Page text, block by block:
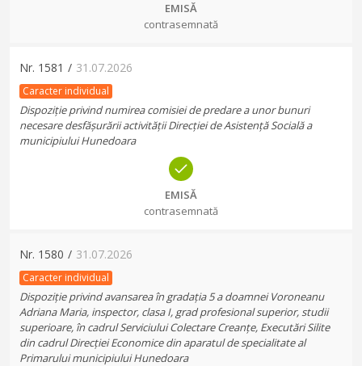
EMISĂ
contrasemnată
Nr. 1581 / 31.07.2026
Caracter individual
Dispoziție privind numirea comisiei de predare a unor bunuri
necesare desfășurării activității Direcției de Asistență Socială a
municipiului Hunedoara
EMISĂ
contrasemnată
Nr. 1580 / 31.07.2026
Caracter individual
Dispoziție privind avansarea în gradația 5 a doamnei Voroneanu
Adriana Maria, inspector, clasa I, grad profesional superior, studii
superioare, în cadrul Serviciului Colectare Creanțe, Executări Silite
din cadrul Direcției Economice din aparatul de specialitate al
Primarului municipiului Hunedoara